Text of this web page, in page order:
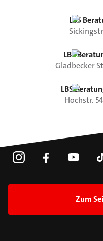
LBS
LBS
Gladbecker
LBS
Hochstr. 54
Zum